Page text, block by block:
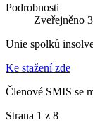
Podrobnosti
Zveřejněno
Unie spolků
Ke stažení zde
Členové SMIS se
Strana 1 z 8